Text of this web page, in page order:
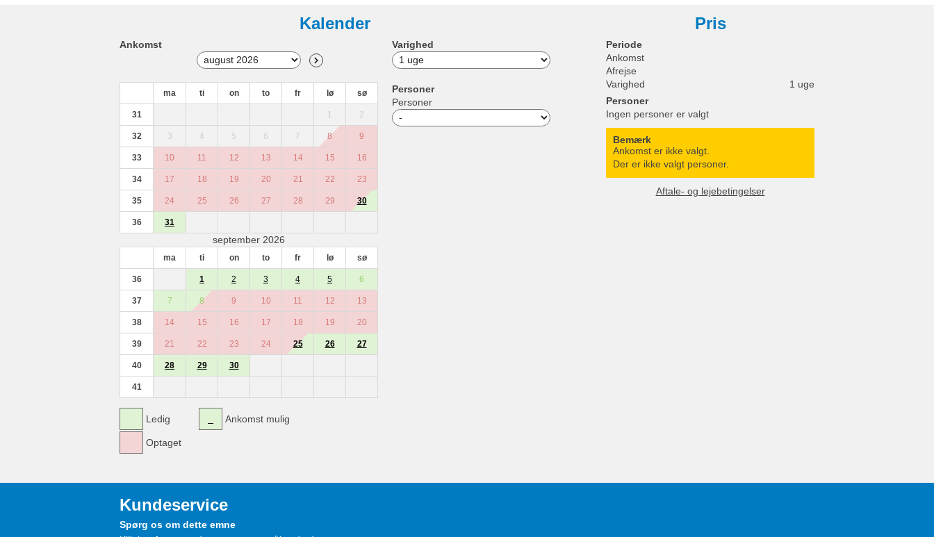
Kalender
Ankomst
ma ti on to fr lø sø
31 1 2
32 3 4 5 6 7 8 9
33 10 11 12 13 14 15 16
34 17 18 19 20 21 22 23
35 24 25 26 27 28 29 30
36 31
september 2026
ma ti on to fr lø sø
36 1 2 3 4 5 6
37 7 8 9 10 11 12 13
38 14 15 16 17 18 19 20
39 21 22 23 24 25 26 27
40 28 29 30
41
Ledig
Optaget
Ankomst mulig
Varighed
Personer
Personer
Pris
Periode
Ankomst
Afrejse
Varighed
1 uge
Personer
Ingen personer er valgt
Bemærk
Ankomst er ikke valgt.
Der er ikke valgt personer.
Aftale- og lejebetingelser
Kundeservice
Spørg os om dette emne